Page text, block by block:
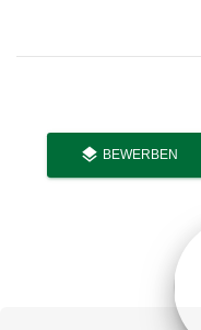
layers BEWERBEN